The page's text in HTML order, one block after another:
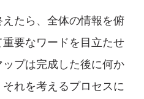
たら、全体の情報を俯
要なワードを目立たせ
プは完成した後に何か
れを考えるプロセスに